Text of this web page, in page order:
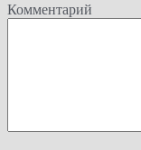
Комментарий